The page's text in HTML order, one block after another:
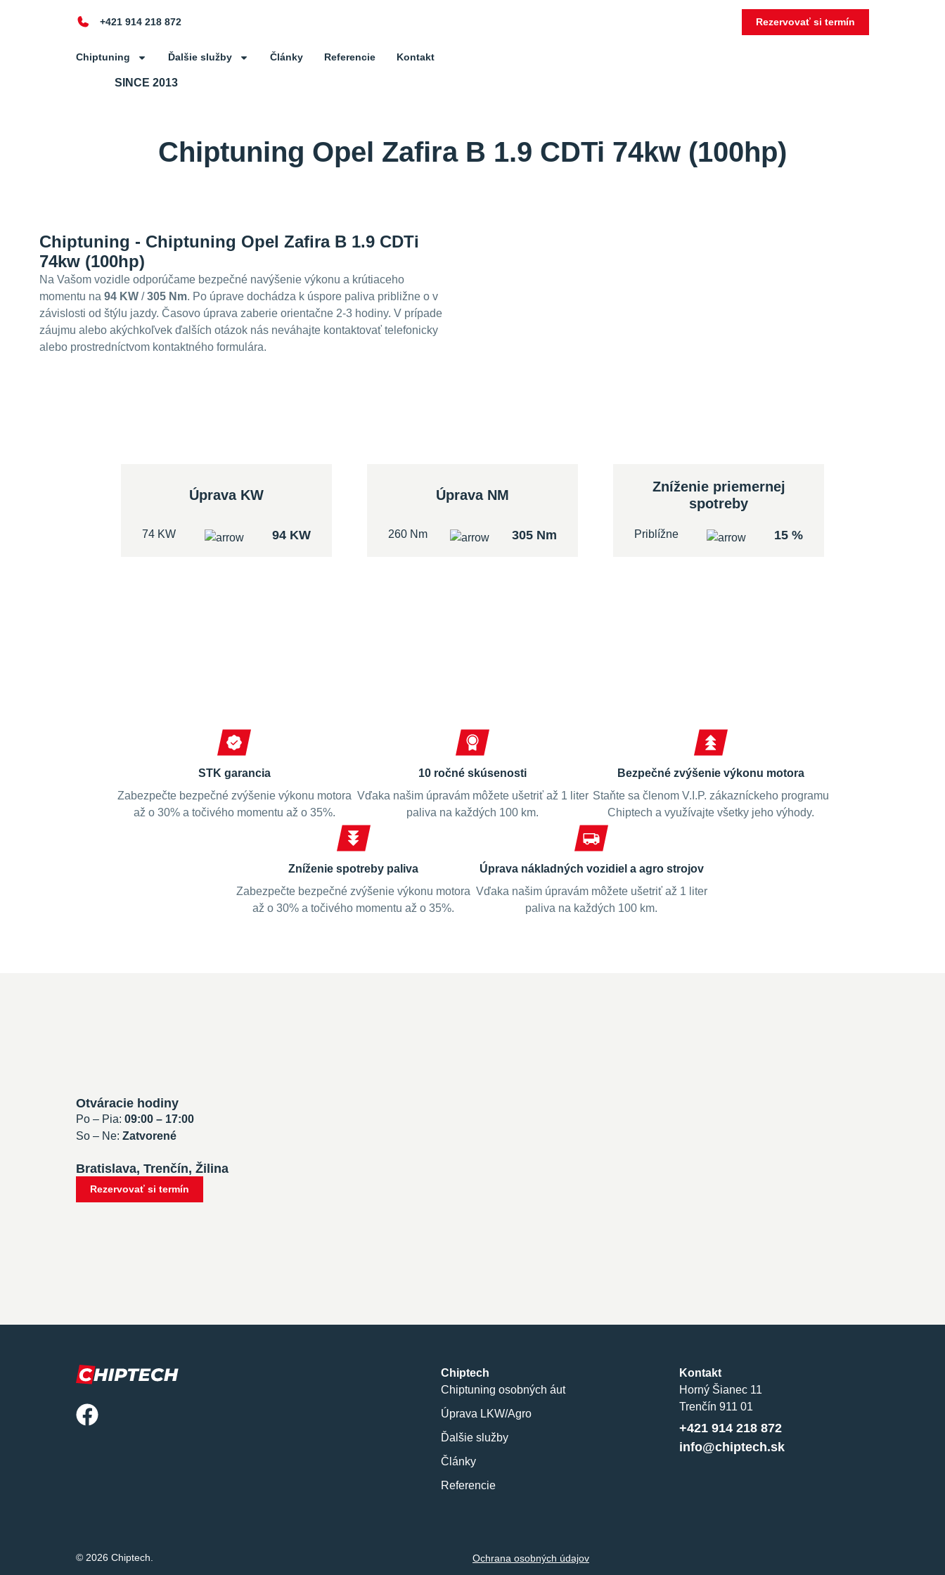
+421 914 218 872 Rezervovať si termín
SINCE 2013
Chiptuning Ďalšie služby Články Referencie Kontakt
Chiptuning Opel Zafira B 1.9 CDTi 74kw (100hp)
Chiptuning - Chiptuning Opel Zafira B 1.9 CDTi
74kw (100hp)
Na Vašom vozidle odporúčame bezpečné navýšenie výkonu a krútiaceho
momentu na 94 KW /305 Nm. Po úprave dochádza k úspore paliva približne o v
závislosti od štýlu jazdy. Časovo úprava zaberie orientačne 2-3 hodiny. V prípade
záujmu alebo akýchkoľvek ďalších otázok nás neváhajte kontaktovať telefonicky
alebo prostredníctvom kontaktného formulára.
Úprava KW
74 KW 94 KW
Úprava NM
260 Nm 305 Nm
Zníženie priemernej
spotreby
Priblížne 15 %
STK garancia
Zabezpečte bezpečné zvýšenie výkonu motora
až o 30% a točivého momentu až o 35%.
10 ročné skúsenosti
Vďaka našim úpravám môžete ušetriť až 1 liter
paliva na každých 100 km.
Bezpečné zvýšenie výkonu motora
Staňte sa členom V.I.P. zákazníckeho programu
Chiptech a využívajte všetky jeho výhody.
Zníženie spotreby paliva
Zabezpečte bezpečné zvýšenie výkonu motora
až o 30% a točivého momentu až o 35%.
Úprava nákladných vozidiel a agro strojov
Vďaka našim úpravám môžete ušetriť až 1 liter
paliva na každých 100 km.
Otváracie hodiny
Po – Pia: 09:00 – 17:00
So – Ne: Zatvorené
Bratislava, Trenčín, Žilina
Rezervovať si termín
Chiptech
Chiptuning osobných áut
Úprava LKW/Agro
Ďalšie služby
Články
Referencie
Kontakt
Horný Šianec 11
Trenčín 911 01
+421 914 218 872
info@chiptech.sk
© 2026 Chiptech. Ochrana osobných údajov